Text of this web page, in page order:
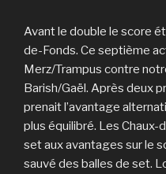
Avant le double le score
de-Fonds. Ce septième
Merz/Trampus contre
Barish/Gaël. Après deux
prenait l’avantage
plus équilibré. Les Chaux-
set aux avantages sur le
sauvé des balles de set.